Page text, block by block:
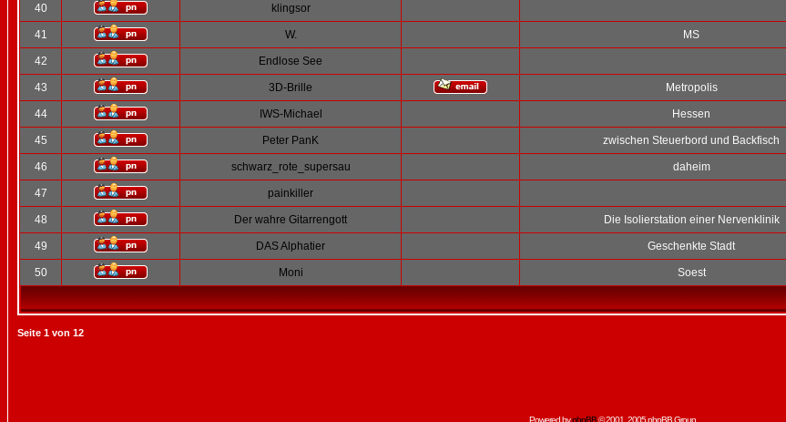
40 klingsor
41 W. MS
42 Endlose See
43 3D-Brille Metropolis
44 IWS-Michael Hessen
45 Peter PanK zwischen Steuerbord und Backfisch
46 schwarz_rote_supersau daheim
47 painkiller
48 Der wahre Gitarrengott Die Isolierstation einer Nervenklinik
49 DAS Alphatier Geschenkte Stadt
50 Moni Soest
Seite 1 von 12
Powered byphpBB© 2001, 2005 phpBB Group